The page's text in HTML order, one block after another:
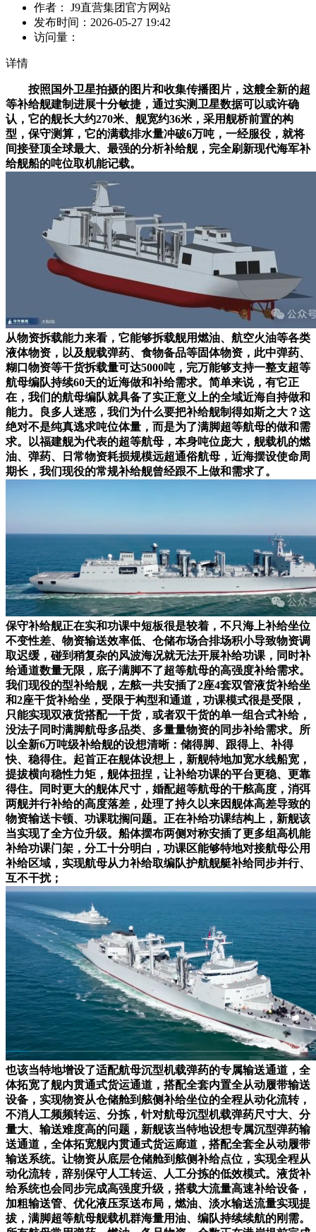
作者： J9直营集团官方网站
发布时间： 2026-05-27 19:42
访问量：
详情
按照国外卫星拍摄的图片和收集传播图片，这艘全新的超
等补给舰建制进展十分敏捷，通过实测卫星数据可以或许确
认，它的舰长大约270米、舰宽约36米，采用舰桥前置的构
型，保守测算，它的满载排水量冲破6万吨，一经服役，就将
间接登顶全球最大、最强的分析补给舰，完全刷新现代海军补
给舰船的吨位取机能记载。
从物资拆载能力来看，它能够拆载舰用燃油、航空火油等各类
液体物资，以及舰载弹药、食物备品等固体物资，此中弹药、
糊口物资等干货拆载量可达5000吨，完万能够支持一整支超等
航母编队持续60天的近海做和补给需求。简单来说，有它正
在，我们的航母编队就具备了实正意义上的全域近海自持做和
能力。良多人迷惑，我们为什么要把补给舰制得如斯之大？这
绝对不是纯真逃求吨位体量，而是为了满脚超等航母的做和需
求。以福建舰为代表的超等航母，本身吨位庞大，舰载机的燃
油、弹药、日常物资耗损规模远超通俗航母，近海摆设使命周
期长，我们现役的常规补给舰曾经跟不上做和需求了。
保守补给舰正在实和功课中短板很是较着，不只海上补给坐位
不变性差、物资输送效率低、仓储布场合排场积小导致物资调
取迟缓，碰到稍复杂的风波海况就无法开展补给功课，同时补
给通道数量无限，底子满脚不了超等航母的高强度补给需求。
我们现役的型补给舰，左舷一共安插了2座4套双管液货补给坐
和2座干货补给坐，受限于构型和通道，功课模式很是受限，
只能实现双液货搭配一干货，或者双干货的单一组合式补给，
没法子同时满脚航母多品类、多量量物资的同步补给需求。所
以全新6万吨级补给舰的设想清晰：储得脚、跟得上、补得
快、稳得住。起首正在舰体设想上，新舰特地加宽水线船宽，
提拔横向稳性力矩，舰体扭捏，让补给功课的平台更稳、更靠
得住。同时更大的舰体尺寸，婚配超等航母的干舷高度，消弭
两舰并行补给的高度落差，处理了持久以来因舰体高差导致的
物资输送卡顿、功课耽搁问题。正在补给功课结构上，新舰该
当实现了全方位升级。船体摆布两侧对称安插了更多组高机能
补给功课门架，分工十分明白，功课区能够特地对接航母公用
补给区域，实现航母从力补给取编队护航舰艇补给同步并行、
互不干扰；
也该当特地增设了适配航母沉型机载弹药的专属输送通道，全
体拓宽了舰内贯通式货运通道，搭配全套内置全从动履带输送
设备，实现物资从仓储舱到舷侧补给坐位的全程从动化流转，
不消人工频频转运、分拣，针对航母沉型机载弹药尺寸大、分
量大、输送难度高的问题，新舰该当特地设想专属沉型弹药输
送通道，全体拓宽舰内贯通式货运廊道，搭配全套全从动履带
输送系统。让物资从底层仓储舱到舷侧补给点位，实现全程从
动化流转，辞别保守人工转运、人工分拣的低效模式。液货补
给系统也会同步完成高强度升级，搭载大流量高速补给设备，
加粗输送管、优化液压泵送布局，燃油、淡水输送流量实现提
拔，满脚超等航母舰载机群海量用油、编队持续续航的刚需。